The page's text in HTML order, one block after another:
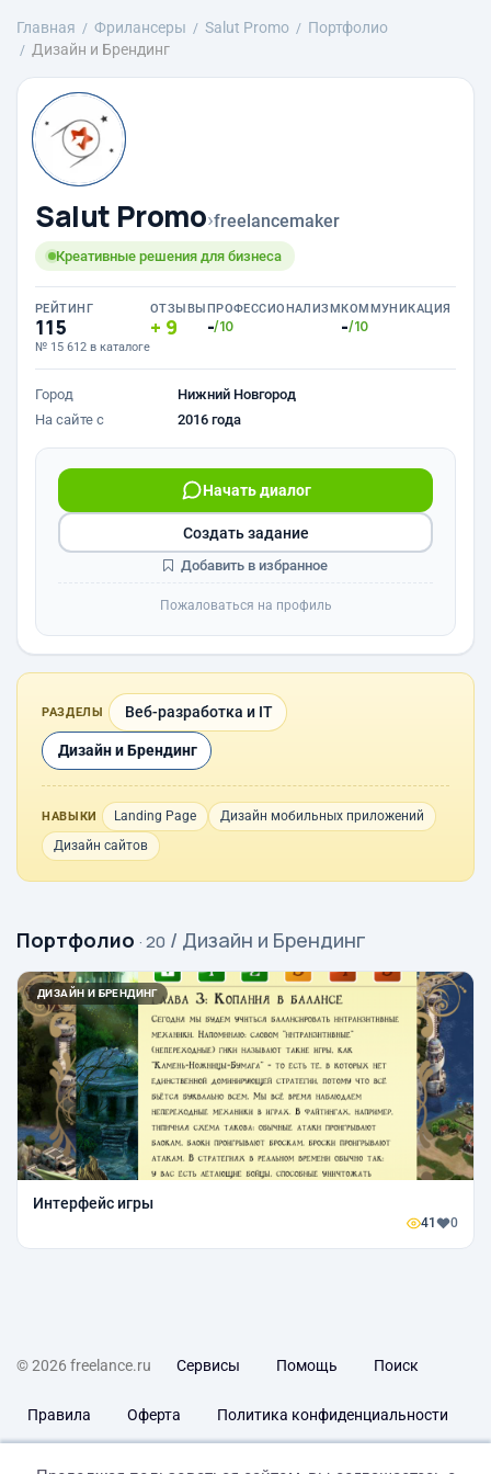
Главная Фрилансеры Salut Promo
Портфолио
Дизайн и Брендинг
Salut Promo›freelancemaker
Креативные решения для бизнеса
РЕЙТИНГ
115
№ 15 612 в каталоге
ОТЗЫВЫ
9
ПРОФЕССИОНАЛИЗМ
-/10
КОММУНИКАЦИЯ
-/10
Город
Нижний Новгород
На сайте с
2016 года
Начать диалог
Создать задание
Добавить в избранное
Пожаловаться на профиль
РАЗДЕЛЫ Веб-разработка и IT
Дизайн и Брендинг
НАВЫКИ Landing Page
Дизайн мобильных приложений
Дизайн сайтов
Портфолио · 20 / Дизайн и Брендинг
ДИЗАЙН И БРЕНДИНГ
Интерфейс игры
41 0
© 2026 freelance.ru Сервисы Помощь Поиск
Правила Оферта Политика конфиденциальности